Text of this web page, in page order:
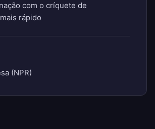
com o críquete de
rápido
(NPR)